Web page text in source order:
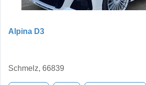
Alpina D3
Schmelz, 66839